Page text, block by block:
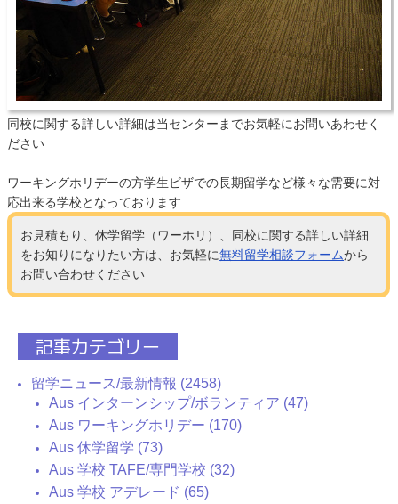
同校に関する詳しい詳細は当センターまでお気軽にお問いあわせく
ださい
ワーキングホリデーの方学生ビザでの長期留学など様々な需要に対
応出来る学校となっております
お見積もり、休学留学（ワーホリ）、同校に関する詳しい詳細
をお知りになりたい方は、お気軽に無料留学相談フォームから
お問い合わせください
記事カテゴリー
留学ニュース/最新情報 (2458)
Aus インターンシップ/ボランティア (47)
Aus ワーキングホリデー (170)
Aus 休学留学 (73)
Aus 学校 TAFE/専門学校 (32)
Aus 学校 アデレード (65)